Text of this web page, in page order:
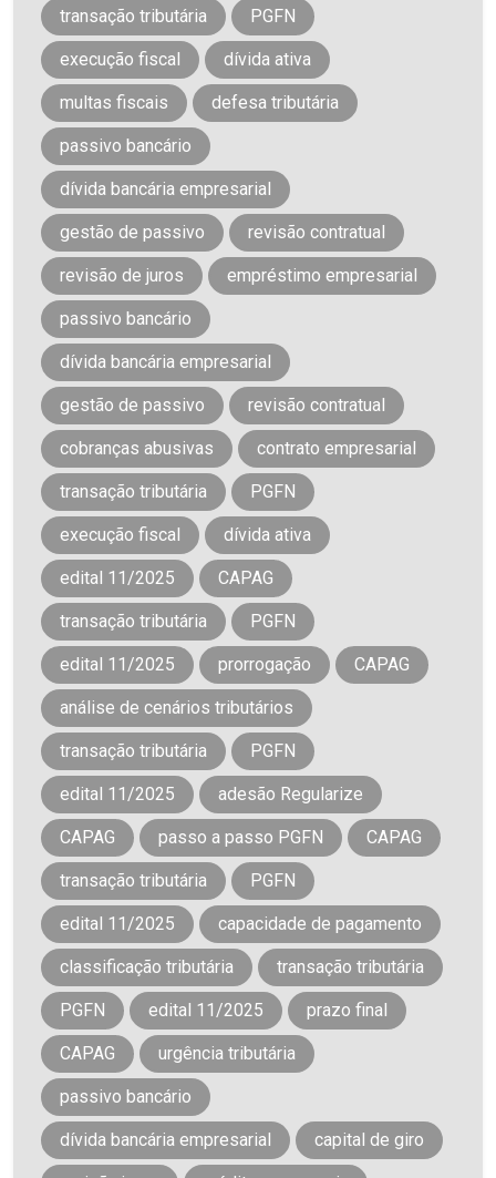
transação tributária PGFN
execução fiscal dívida ativa
multas fiscais defesa tributária
passivo bancário
dívida bancária empresarial
gestão de passivo revisão contratual
revisão de juros empréstimo empresarial
passivo bancário
dívida bancária empresarial
gestão de passivo revisão contratual
cobranças abusivas contrato empresarial
transação tributária PGFN
execução fiscal dívida ativa
edital 11/2025 CAPAG
transação tributária PGFN
edital 11/2025 prorrogação CAPAG
análise de cenários tributários
transação tributária PGFN
edital 11/2025 adesão Regularize
CAPAG passo a passo PGFN CAPAG
transação tributária PGFN
edital 11/2025 capacidade de pagamento
classificação tributária transação tributária
PGFN edital 11/2025 prazo final
CAPAG urgência tributária
passivo bancário
dívida bancária empresarial capital de giro